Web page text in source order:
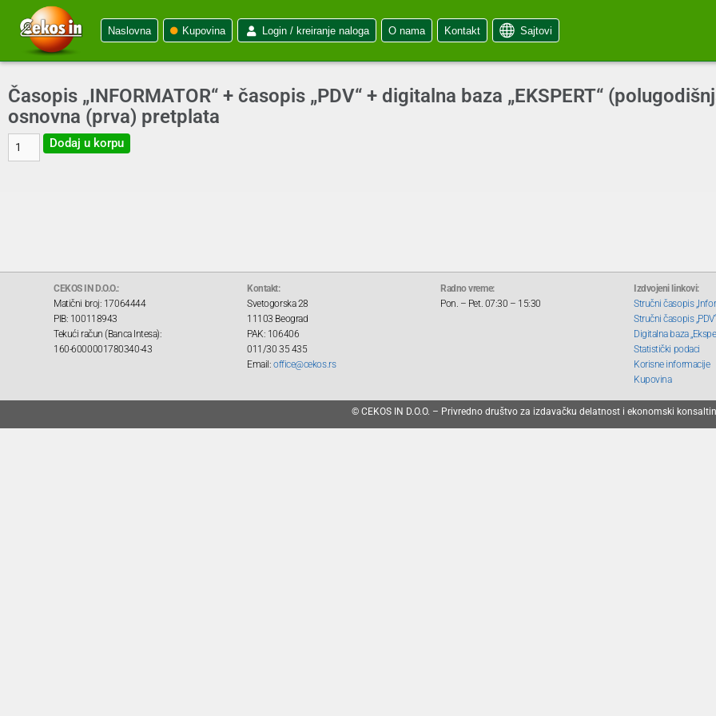
Naslovna Kupovina Login / kreiranje naloga O nama Kontakt Sajtovi
Časopis „INFORMATOR“ + časopis „PDV“ + digitalna baza „EKSPERT“
osnovna (prva) pretplata
Dodaj u korpu
CEKOS IN D.O.O.:
Matični broj: 17064444
PIB: 100118943
Tekući račun (Banca Intesa):
160-6000001780340-43
Kontakt:
Svetogorska 28
11103 Beograd
PAK: 106406
011/30 35 435
Email: office@cekos.rs
Radno vreme:
Pon. – Pet. 07:30 – 15:30
Izdvojeni linkovi:
Stručni časopis
Stručni časopis
Digitalna baza
Statistički podaci
Korisne informacije
Kupovina
© CEKOS IN D.O.O. – Privredno društvo za izdavačku delatnost i ekonomski